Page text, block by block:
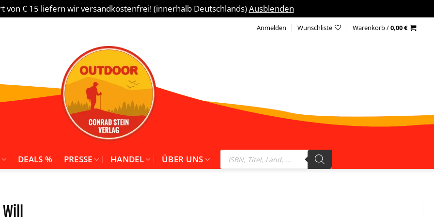
von € 15 liefern wir versandkostenfrei! (innerhalb Deutschlands)Ausblenden
Anmelden Wunschliste Warenkorb /0,00€
DEALS % PRESSE HANDEL ÜBER UNS
Products
search